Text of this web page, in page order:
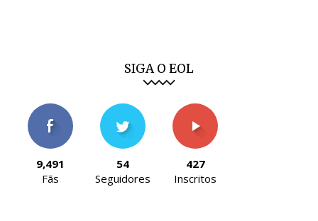
SIGA O EOL
9,491
Fãs
54
Seguidores
427
Inscritos